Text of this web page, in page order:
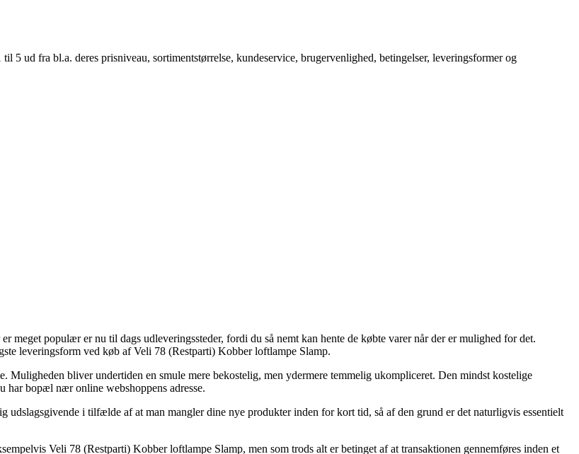
5 ud fra bl.a. deres prisniveau, sortimentstørrelse, kundeservice, brugervenlighed, betingelser, leveringsformer og
populær er nu til dags udleveringssteder, fordi du så nemt kan hente de købte varer når der er mulighed for det.
leveringsform ved køb af Veli 78 (Restparti) Kobber loftlampe Slamp.
bliver undertiden en smule mere bekostelig, men ydermere temmelig ukompliceret. Den mindst kostelige
har bopæl nær online webshoppens adresse.
i tilfælde af at man mangler dine nye produkter inden for kort tid, så af den grund er det naturligvis essentielt
Veli 78 (Restparti) Kobber loftlampe Slamp, men som trods alt er betinget af at transaktionen gennemføres inden et